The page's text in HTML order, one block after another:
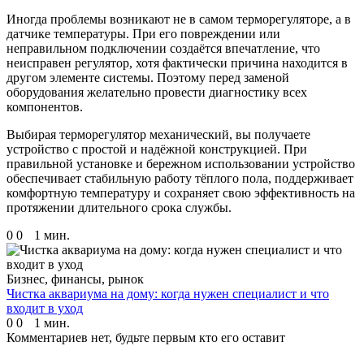
Иногда проблемы возникают не в самом терморегуляторе, а в
датчике температуры. При его повреждении или
неправильном подключении создаётся впечатление, что
неисправен регулятор, хотя фактически причина находится в
другом элементе системы. Поэтому перед заменой
оборудования желательно провести диагностику всех
компонентов.
Выбирая терморегулятор механический, вы получаете
устройство с простой и надёжной конструкцией. При
правильной установке и бережном использовании устройство
обеспечивает стабильную работу тёплого пола, поддерживает
комфортную температуру и сохраняет свою эффективность на
протяжении длительного срока службы.
0 0 1 мин.
Бизнес, финансы, рынок
Чистка аквариума на дому: когда нужен специалист и что
входит в уход
0 0
1 мин.
Комментариев нет, будьте первым кто его оставит